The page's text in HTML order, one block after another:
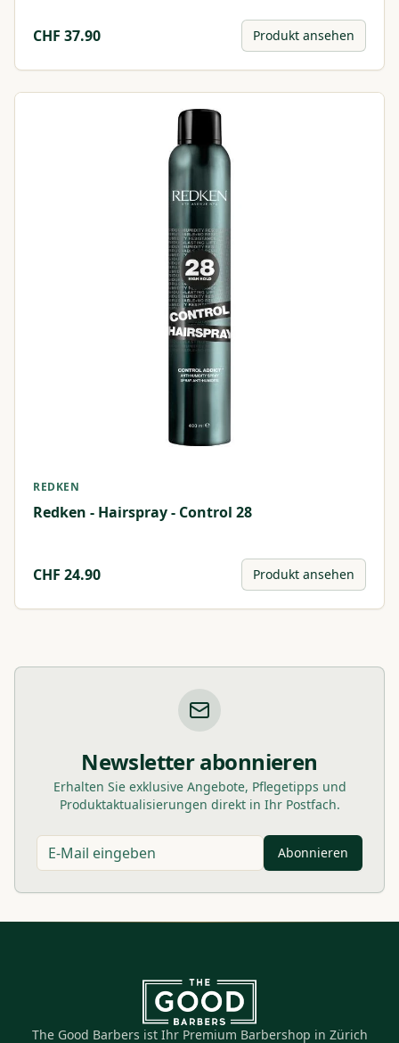
CHF 37.90 Produkt ansehen
REDKEN
Redken - Hairspray - Control 28
CHF 24.90 Produkt ansehen
Newsletter abonnieren
Erhalten Sie exklusive Angebote, Pflegetipps und
Produktaktualisierungen direkt in Ihr Postfach.
Abonnieren
The Good Barbers ist Ihr Premium Barbershop in Zürich